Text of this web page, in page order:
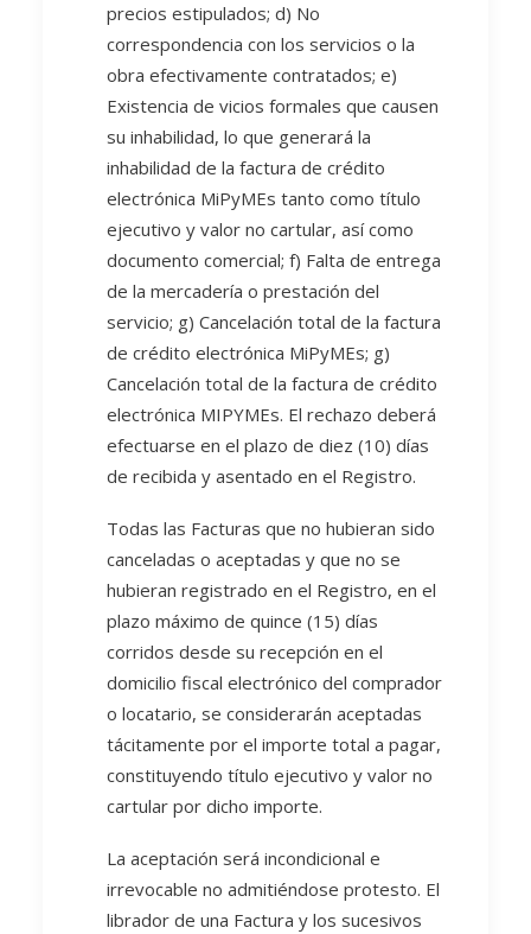
precios estipulados; d) No
correspondencia con los servicios o la
obra efectivamente contratados; e)
Existencia de vicios formales que causen
su inhabilidad, lo que generará la
inhabilidad de la factura de crédito
electrónica MiPyMEs tanto como título
ejecutivo y valor no cartular, así como
documento comercial; f) Falta de entrega
de la mercadería o prestación del
servicio; g) Cancelación total de la factura
de crédito electrónica MiPyMEs; g)
Cancelación total de la factura de crédito
electrónica MIPYMEs. El rechazo deberá
efectuarse en el plazo de diez (10) días
de recibida y asentado en el Registro.
Todas las Facturas que no hubieran sido
canceladas o aceptadas y que no se
hubieran registrado en el Registro, en el
plazo máximo de quince (15) días
corridos desde su recepción en el
domicilio fiscal electrónico del comprador
o locatario, se considerarán aceptadas
tácitamente por el importe total a pagar,
constituyendo título ejecutivo y valor no
cartular por dicho importe.
La aceptación será incondicional e
irrevocable no admitiéndose protesto. El
librador de una Factura y los sucesivos